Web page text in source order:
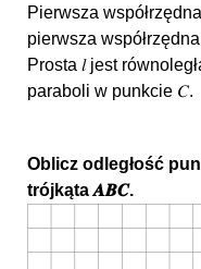
Pierwsza
pierwsza
Prosta 𝑙 jest
paraboli w punkcie 𝐶.
Oblicz odległość
trójkąta 𝑨𝑩𝑪.